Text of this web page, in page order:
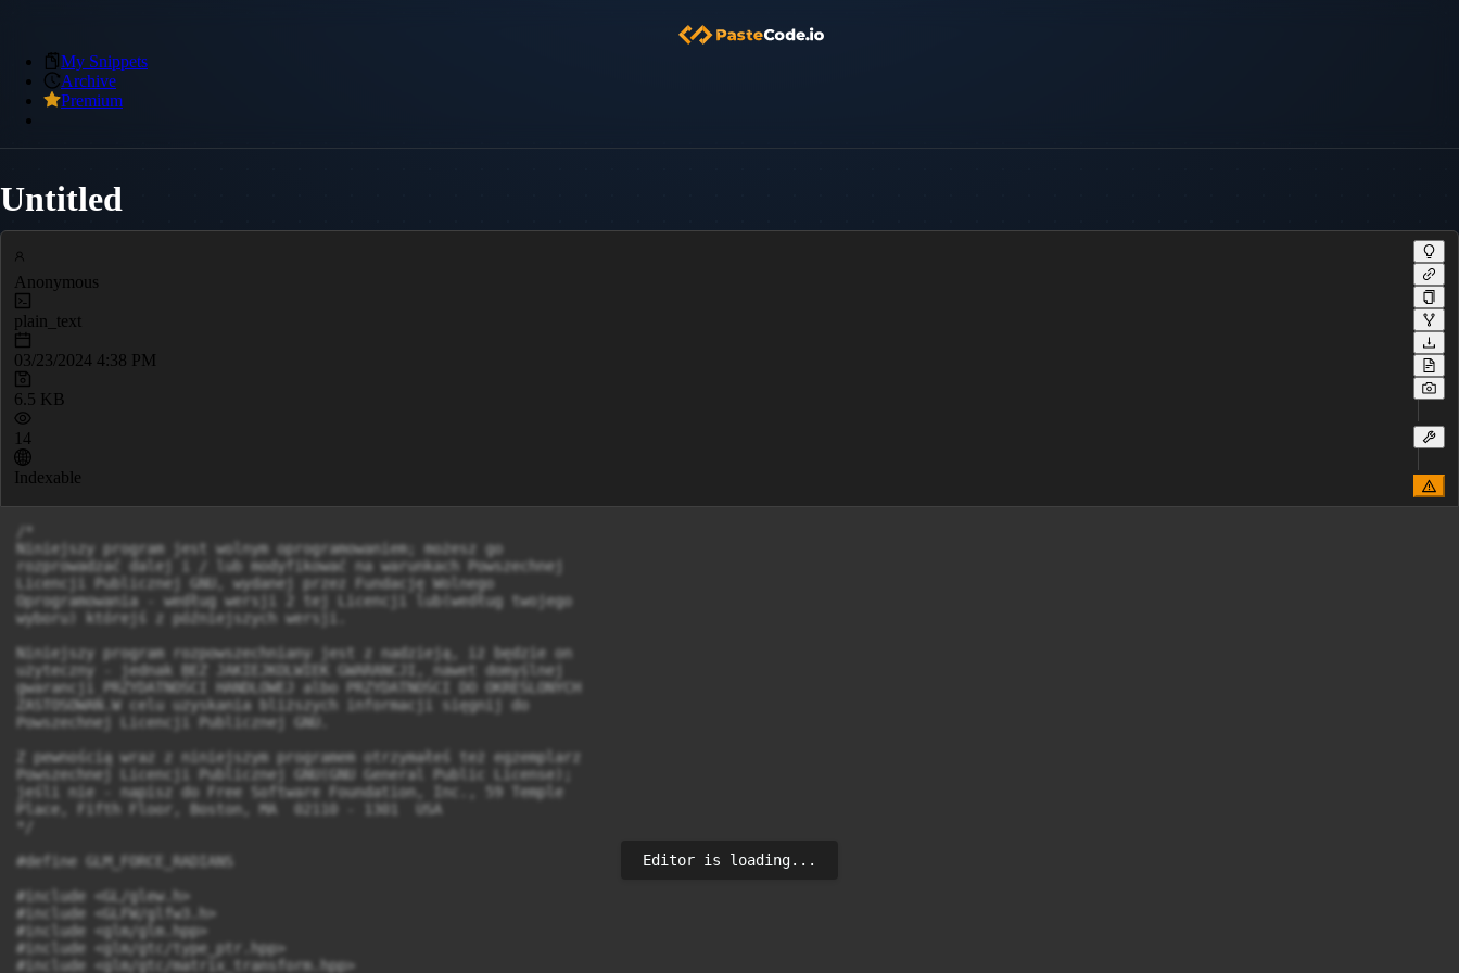
My Snippets
Archive
Premium
Untitled
Anonymous
plain_text
03/23/2024 4:38 PM
6.5 KB
14
Indexable
/*
Niniejszy program jest wolnym oprogramowaniem; możesz go
rozprowadzać dalej i / lub modyfikować na warunkach Powszechnej
Licencji Publicznej GNU, wydanej przez Fundację Wolnego
Oprogramowania - według wersji 2 tej Licencji lub(według twojego
wyboru) którejś z późniejszych wersji.
Niniejszy program rozpowszechniany jest z nadzieją, iż będzie on
użyteczny - jednak BEZ JAKIEJKOLWIEK GWARANCJI, nawet domyślnej
gwarancji PRZYDATNOŚCI HANDLOWEJ albo PRZYDATNOŚCI DO OKREŚLONYCH
ZASTOSOWAŃ.W celu uzyskania bliższych informacji sięgnij do
Powszechnej Licencji Publicznej GNU.
Z pewnością wraz z niniejszym programem otrzymałeś też egzemplarz
Powszechnej Licencji Publicznej GNU(GNU General Public License);
jeśli nie - napisz do Free Software Foundation, Inc., 59 Temple
Place, Fifth Floor, Boston, MA  02110 - 1301  USA
*/
#define GLM_FORCE_RADIANS
#include <GL/glew.h>
#include <GLFW/glfw3.h>
#include <glm/glm.hpp>
#include <glm/gtc/type_ptr.hpp>
#include <glm/gtc/matrix_transform.hpp>
Editor is loading...